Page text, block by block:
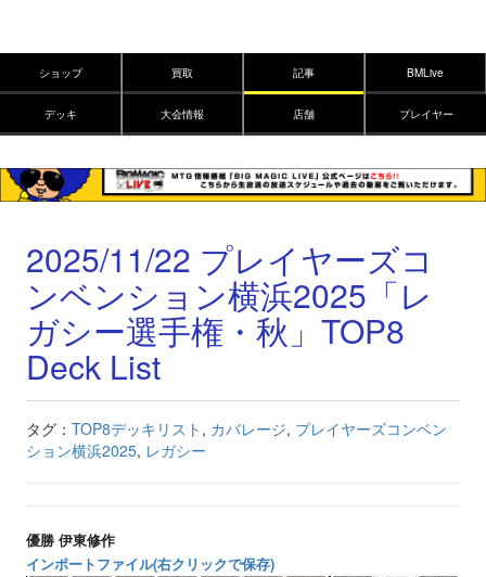
ショップ 買取 記事 BMLive
デッキ 大会情報 店舗 プレイヤー
2025/11/22 プレイヤーズコ
ンベンション横浜2025「レ
ガシー選手権・秋」TOP8
Deck List
タグ： TOP8デッキリスト , カバレージ, プレイヤーズコンベン
ション横浜2025, レガシー
優勝 伊東修作
インポートファイル(右クリックで保存)